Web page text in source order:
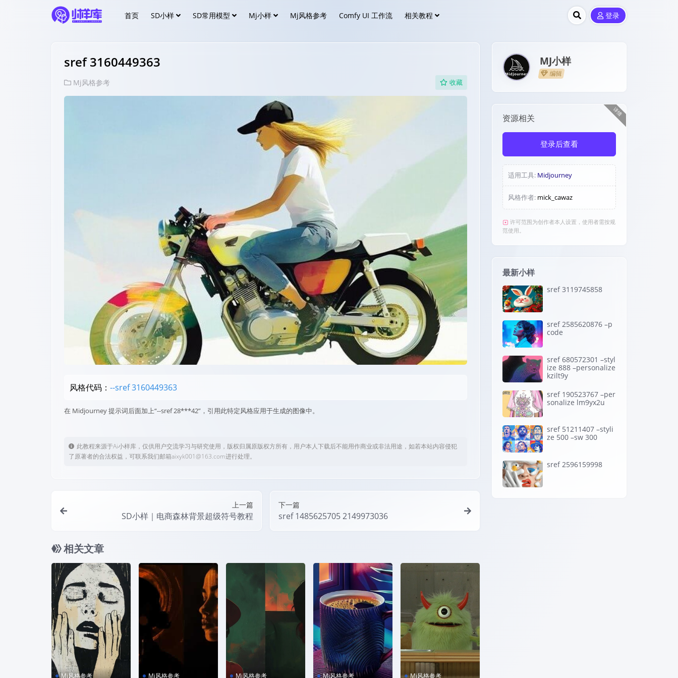
首页 SD小样 SD常用模型 Mj小样 Mj风格参考 Comfy UI 工作流 相关教程 登录
sref 3160449363
Mj风格参考 收藏
风格代码： --sref 3160449363
在 Midjourney 提示词后面加上“--sref 28***42”，引用此特定风格应用于生成的图像中。
此教程来源于Ai小样库，仅供用户交流学习与研究使用，版权归属原版权方所有，用户本人下载后不能用作商业或非法用途，如若本站内容侵犯
了原著者的合法权益，可联系我们邮箱aixyk001@163.com进行处理。
上一篇
SD小样｜电商森林背景超级符号教程
下一篇
sref 1485625705 2149973036
相关文章
Mj风格参考 Mj风格参考 Mj风格参考 Mj风格参考 Mj风格参考
MJ小样
编辑
详情
资源相关
登录后查看
适用工具: Midjourney
风格作者: mick_cawaz
许可范围为创作者本人设置，使用者需按规
范使用。
最新小样
sref 3119745858
sref 2585620876 –p
code
sref 680572301 –styl
ize 888 –personalize
kzilt9y
sref 190523767 –per
sonalize lm9yx2u
sref 51211407 –styli
ze 500 –sw 300
sref 2596159998